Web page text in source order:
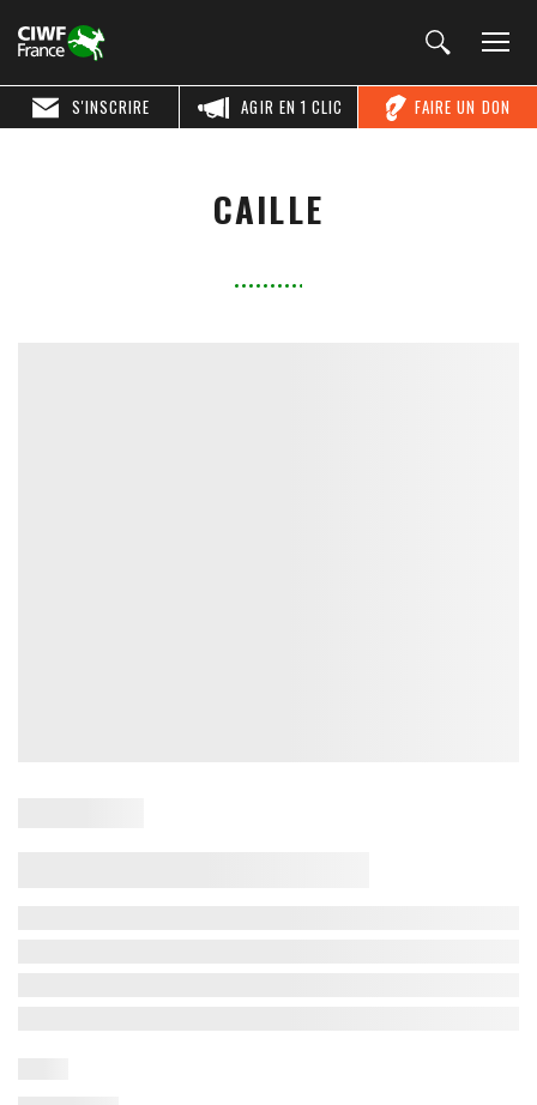
FAIRE UN DON
AGIR EN 1 CLIC
S'INSCRIRE
CAILLE